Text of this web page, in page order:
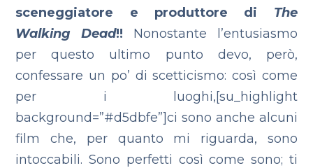
sceneggiatore e produttore di The
Walking Dead!!
Nonostante l’entusiasmo
per questo ultimo punto devo, però,
confessare un po’ di scetticismo: così come
per i luoghi,[su_highlight
background=”#d5dbfe”]ci sono anche alcuni
film che, per quanto mi riguarda, sono
intoccabili. Sono perfetti così come sono; ti